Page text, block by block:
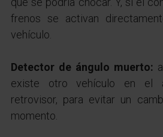
frenos se activan
vehículo.
Detector de ángulo muerto:
existe otro vehículo en el
retrovisor, para evitar un
momento.